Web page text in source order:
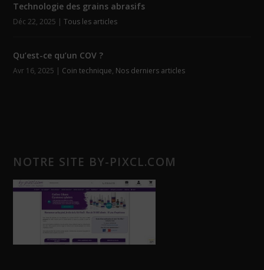
Technologie des grains abrasifs
Déc 22, 2025 |Tous les articles
Qu’est-ce qu’un COV ?
Avr 16, 2025 | Coin technique, Nos derniers articles
NOTRE SITE BY-PIXCL.COM